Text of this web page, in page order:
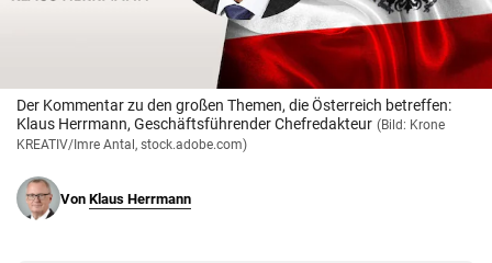
© Krone Multimedia GmbH & Co KG 2026
Der Kommentar zu den großen Themen, die Österreich betreffen:
Klaus Herrmann, Geschäftsführender Chefredakteur (Bild: Krone
KREATIV/Imre Antal, stock.adobe.com)
Von Klaus Herrmann